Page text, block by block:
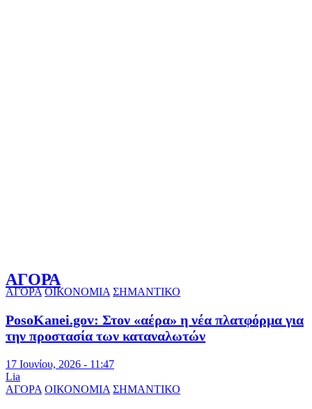
ΑΓΟΡΑ
ΑΓΟΡΑ ΟΙΚΟΝΟΜΙΑ ΣΗΜΑΝΤΙΚΟ
PosoKanei.gov: Στον «αέρα» η νέα πλατφόρμα για
την προστασία των καταναλωτών
17 Ιουνίου, 2026 - 11:47
Lia
ΑΓΟΡΑ ΟΙΚΟΝΟΜΙΑ ΣΗΜΑΝΤΙΚΟ